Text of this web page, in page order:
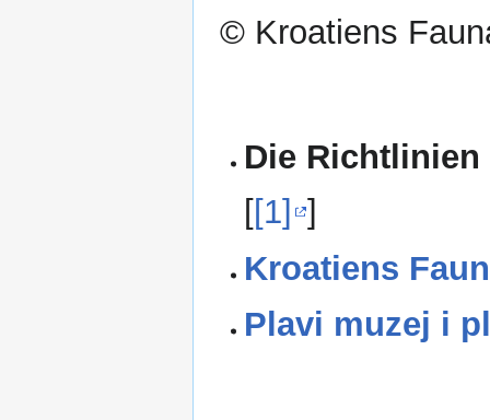
© Kroatiens
Die
[[1] ]
Kroatiens
Plavi muzej i